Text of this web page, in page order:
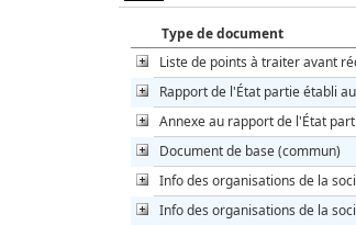
Type de document
Liste de points à traiter avant
Rapport de l'État partie établi
Annexe au rapport de l'État
Document de base (commun)
Info des organisations de la
Info des organisations de la